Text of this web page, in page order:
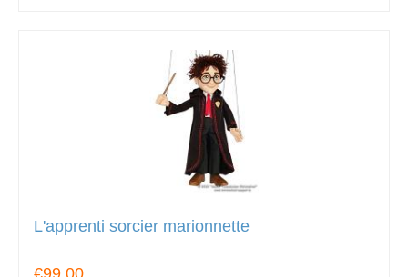
L'apprenti sorcier marionnette
€99.00